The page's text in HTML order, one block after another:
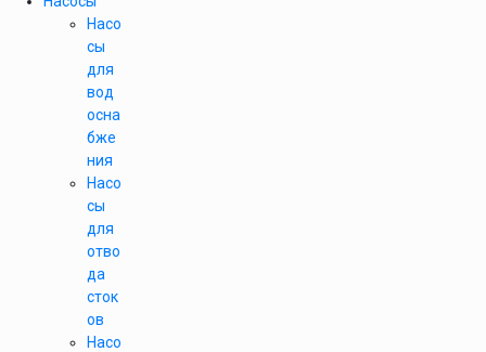
Насо
сы
для
вод
осна
бже
ния
Насо
сы
для
отво
да
сток
ов
Насо